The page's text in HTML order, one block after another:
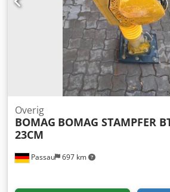
Passau 697 km
Overig
BOMAG BOMAG STAMPFER
23CM